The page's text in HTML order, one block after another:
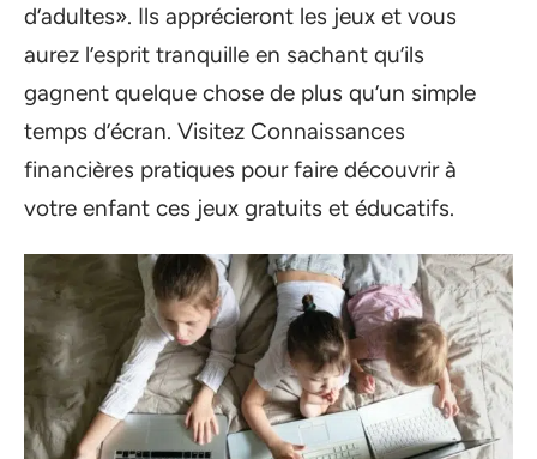
d’adultes». Ils apprécieront les jeux et vous
aurez l’esprit tranquille en sachant qu’ils
gagnent quelque chose de plus qu’un simple
temps d’écran. Visitez Connaissances
financières pratiques pour faire découvrir à
votre enfant ces jeux gratuits et éducatifs.